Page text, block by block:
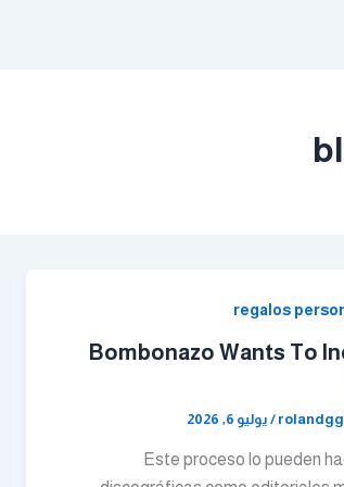
regalos
Bombonazo Wants To
/ يوليو 6, 2026
Este proceso lo pueden